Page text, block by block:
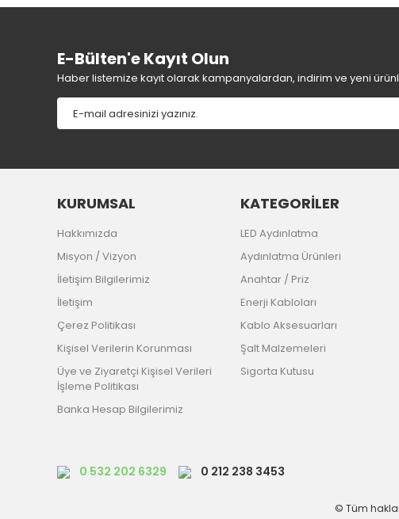
E-Bülten'e Kayıt Olun
Haber listemize kayıt olarak kampanyalardan, indirim ve yeni
KURUMSAL
Hakkımızda
Misyon / Vizyon
İletişim Bilgilerimiz
İletişim
Çerez Politikası
Kişisel Verilerin Korunması
Üye ve Ziyaretçi Kişisel Verileri
İşleme Politikası
Banka Hesap Bilgilerimiz
KATEGORİLER
LED Aydınlatma
Aydınlatma Ürünleri
Anahtar / Priz
Enerji Kabloları
Kablo Aksesuarları
Şalt Malzemeleri
Sigorta Kutusu
0 532 202 6329 0 212 238 3453
© Tüm